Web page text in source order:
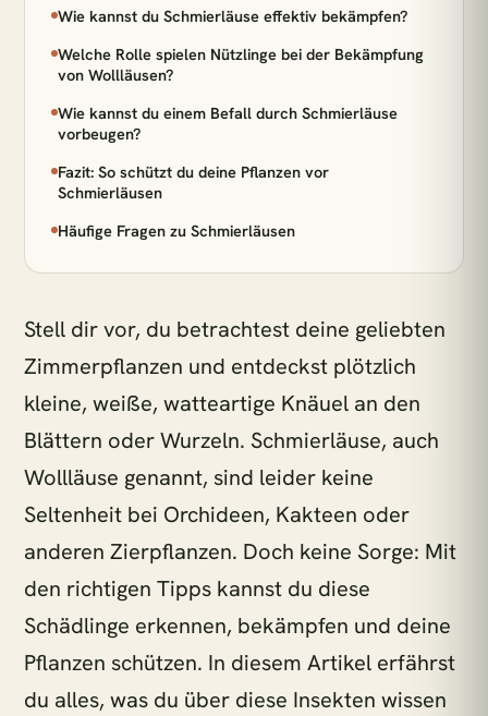
Wie kannst du Schmierläuse effektiv bekämpfen?
Welche Rolle spielen Nützlinge bei der Bekämpfung
von Wollläusen?
Wie kannst du einem Befall durch Schmierläuse
vorbeugen?
Fazit: So schützt du deine Pflanzen vor
Schmierläusen
Häufige Fragen zu Schmierläusen
Stell dir vor, du betrachtest deine geliebten
Zimmerpflanzen und entdeckst plötzlich
kleine, weiße, watteartige Knäuel an den
Blättern oder Wurzeln. Schmierläuse, auch
Wollläuse genannt, sind leider keine
Seltenheit bei Orchideen, Kakteen oder
anderen Zierpflanzen. Doch keine Sorge: Mit
den richtigen Tipps kannst du diese
Schädlinge erkennen, bekämpfen und deine
Pflanzen schützen. In diesem Artikel erfährst
du alles, was du über diese Insekten wissen
Hängepflanzen Calathea
Luftreinigend
Bogenhanf
Große Pflanzen
KATEGORIEN
Alle Zimmerpflanzen
Wohnzimmer
Küche Büro Pflanzen für wenig Licht
Zimmerpflanzen Südfenster Pflegeleichte Pflanzen
BELIEBT GERADE
2x Kokodama Pilea Peperomiodes - 20cm
2x Pilea Peperomioides + 2x Begonia Maculata - 4 Stück - 20cm€47,90
Adiantum Fritz Luthi €22,90